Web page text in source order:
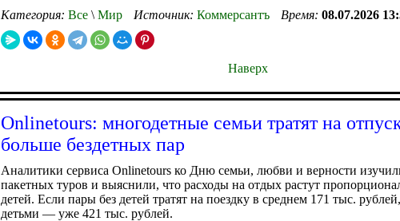
Категория: Все \ Мир Источник: Коммерсантъ Время: 08.07.2026
Наверх
Onlinetours: многодетные семьи тратят на
больше бездетных пар
Аналитики сервиса Onlinetours ко Дню семьи, любви и верности
пакетных туров и выяснили, что расходы на отдых растут
детей. Если пары без детей тратят на поездку в среднем 171 тыс.
детьми — уже 421 тыс. рублей.